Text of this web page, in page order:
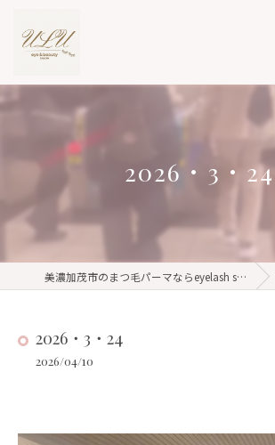
2026・3・24
美濃加茂市のまつ毛パーマならeyelash salon ulu
2026・3・24
2026/04/10